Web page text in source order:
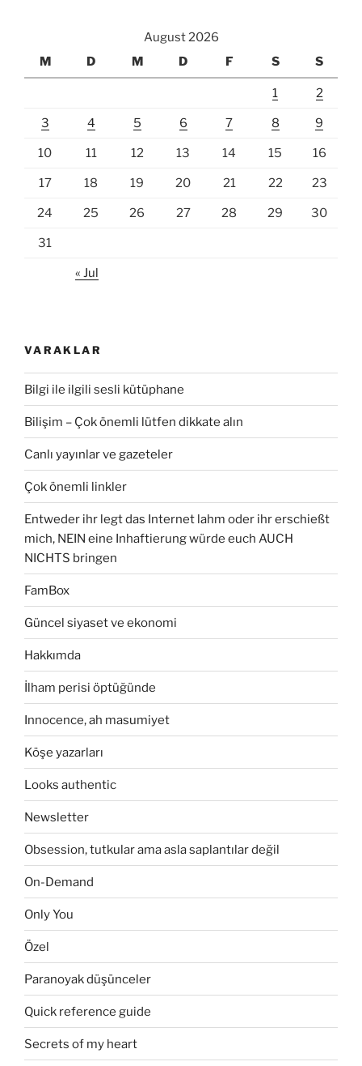
August 2026
M
D M D F S S
1 2
3 4 5 6 7 8 9
10 11 12 13 14 15 16
17 18 19 20 21 22 23
24 25 26 27 28 29 30
31
« Jul
VARAKLAR
Bilgi ile ilgili sesli kütüphane
Bilişim – Çok önemli lütfen dikkate alın
Canlı yayınlar ve gazeteler
Çok önemli linkler
Entweder ihr legt das Internet lahm oder ihr erschießt
mich, NEIN eine Inhaftierung würde euch AUCH
NICHTS bringen
FamBox
Güncel siyaset ve ekonomi
Hakkımda
İlham perisi öptüğünde
Innocence, ah masumiyet
Köşe yazarları
Looks authentic
Newsletter
Obsession, tutkular ama asla saplantılar değil
On-Demand
Only You
Özel
Paranoyak düşünceler
Quick reference guide
Secrets of my heart